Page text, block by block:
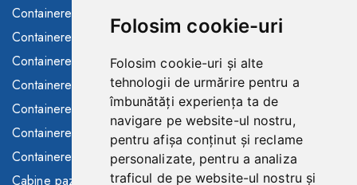
Folosim cookie-uri
Folosim cookie-uri și alte
tehnologii de urmărire pentru a
îmbunătăți experiența ta de
navigare pe website-ul nostru,
pentru afișa conținut și reclame
personalizate, pentru a analiza
traficul de pe website-ul nostru și
Containere sanitare
Containere santier
Containere maritime
Containere modulare
Containere frigorifice
Containere comerciale
Containere SH
Cabine paza
Consultanta/asistenta
Buyback containere folosite
Containere de inchiriat
Toalete ecologice de
inchiriat
Gard mobil de inchiriat